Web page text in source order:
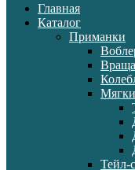
Главная
Каталог
Приманки
Тейл-